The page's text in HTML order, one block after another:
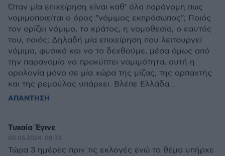
Όταν μία επιχείρηση είναι καθ' όλα παράνομη πως
νομιμοποιείται ο όρος "νόμιμος εκπρόσωπος"; Ποιός
τον ορίζει νόμιμο, το κράτος, η νομοθεσία, ο εαυτός
του, ποιός; Δηλαδή μία επιχείρηση που λειτουργεί
νόμιμα, φυσικά και να το δεχθούμε, μέσα όμως από
την παρανομία να προκύπτει νομιμότητα, αυτή η
ορολογία μόνο σε μία χώρα της μίζας, της αρπαχτής
και της ρεμούλας υπάρχει. Βλέπε Ελλάδα...
ΑΠΑΝΤΗΣΗ
Τυχαία Έγινε
08.06.2024, 08:33
Τώρα 3 ημέρες πριν τις εκλογές ενώ το θέμα υπήρχε